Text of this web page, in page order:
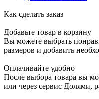
Как сделать заказ
Добавьте товар в корзину
Вы можете выбрать
размеров и добавить
Оплачивайте удобно
После выбора товара вы
или через сервис Долями,